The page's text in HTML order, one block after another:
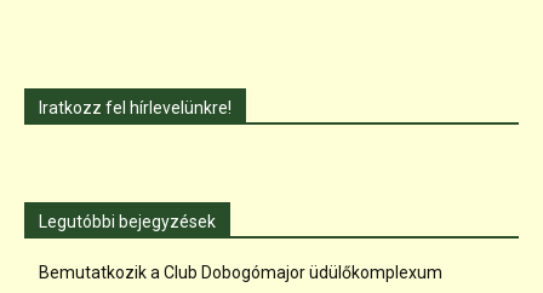
Iratkozz fel hírlevelünkre!
Legutóbbi bejegyzések
Bemutatkozik a Club Dobogómajor üdülőkomplexum